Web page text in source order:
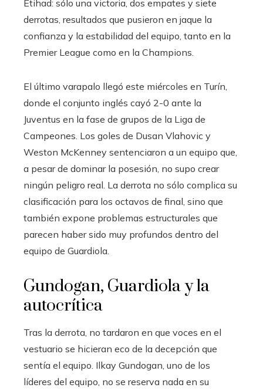
Etihad: sólo una victoria, dos empates y siete
derrotas, resultados que pusieron en jaque la
confianza y la estabilidad del equipo, tanto en la
Premier League como en la Champions.
El último varapalo llegó este miércoles en Turín,
donde el conjunto inglés cayó 2-0 ante la
Juventus en la fase de grupos de la Liga de
Campeones. Los goles de Dusan Vlahovic y
Weston McKenney sentenciaron a un equipo que,
a pesar de dominar la posesión, no supo crear
ningún peligro real. La derrota no sólo complica su
clasificación para los octavos de final, sino que
también expone problemas estructurales que
parecen haber sido muy profundos dentro del
equipo de Guardiola.
Gundogan, Guardiola y la
autocrítica
Tras la derrota, no tardaron en que voces en el
vestuario se hicieran eco de la decepción que
sentía el equipo. Ilkay Gundogan, uno de los
líderes del equipo, no se reserva nada en su